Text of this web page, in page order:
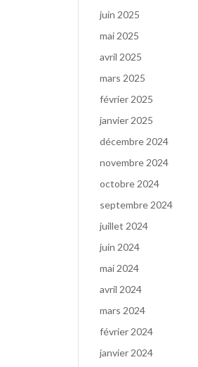
juin 2025
mai 2025
avril 2025
mars 2025
février 2025
janvier 2025
décembre 2024
novembre 2024
octobre 2024
septembre 2024
juillet 2024
juin 2024
mai 2024
avril 2024
mars 2024
février 2024
janvier 2024